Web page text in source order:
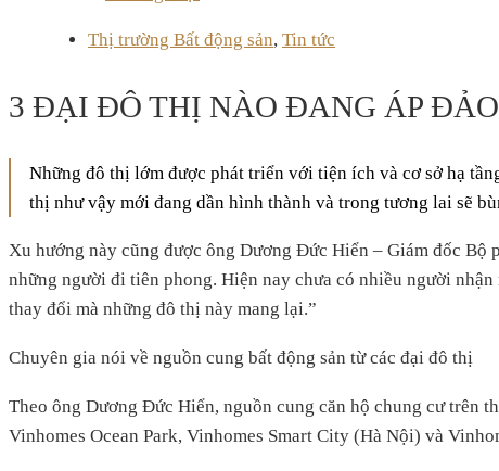
Thị trường Bất động sản,Tin tức
3 ĐẠI ĐÔ THỊ NÀO ĐANG ÁP
Những đô thị lớm được phát triển với tiện ích và cơ sở hạ
thị như vậy mới đang dần hình thành và trong tương lai sẽ
Xu hướng này cũng được ông Dương Đức Hiển – Giám đốc
những người đi tiên phong. Hiện nay chưa có nhiều người
thay đổi mà những đô thị này mang lại.”
Chuyên gia nói về nguồn cung bất động sản từ các đại đô thị
Theo ông Dương Đức Hiển, nguồn cung căn hộ chung cư trên
Vinhomes Ocean Park, Vinhomes Smart City (Hà Nội) và